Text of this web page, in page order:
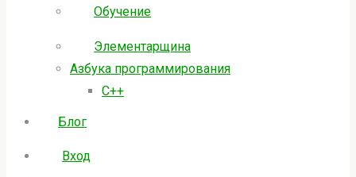
Обучение
Элементарщина
Азбука программирования
C++
Блог
Вход